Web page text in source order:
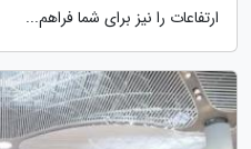
ارتفاعات را نیز برای شما فراهم...